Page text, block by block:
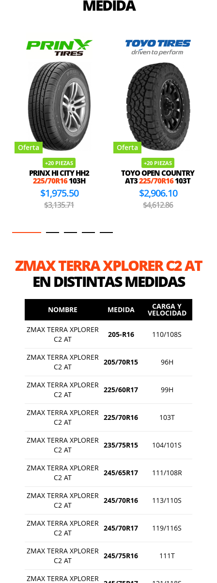
MEDIDA
Oferta
+20 PIEZAS
PRINX HI CITY HH2
225/70R16103H
$1,975.50
$3,135.71
Oferta
+20 PIEZAS
TOYO OPEN COUNTRY
AT3225/70R16103T
$2,906.10
$4,612.86
ZMAX TERRA XPLORER C2 AT
EN DISTINTAS MEDIDAS
NOMBRE MEDIDA CARGA Y
VELOCIDAD
ZMAX TERRA XPLORER
C2 AT
205-R16 110/108S
ZMAX TERRA XPLORER
C2 AT
205/70R15 96H
ZMAX TERRA XPLORER
C2 AT
225/60R17 99H
ZMAX TERRA XPLORER
C2 AT
225/70R16 103T
ZMAX TERRA XPLORER
C2 AT
235/75R15 104/101S
ZMAX TERRA XPLORER
C2 AT
245/65R17 111/108R
ZMAX TERRA XPLORER
C2 AT
245/70R16 113/110S
ZMAX TERRA XPLORER
C2 AT
245/70R17 119/116S
ZMAX TERRA XPLORER
C2 AT
245/75R16 111T
ZMAX TERRA XPLORER